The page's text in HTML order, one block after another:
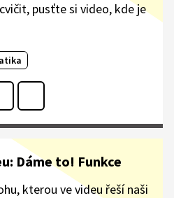
pusťte si video, kde je
Dáme to! Funkce
kterou ve videu řeší naši